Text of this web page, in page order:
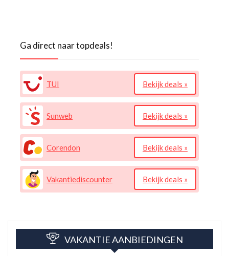
Ga direct naar topdeals!
TUI Bekijk deals »
Sunweb Bekijk deals »
Corendon Bekijk deals »
Vakantiediscounter Bekijk deals »
VAKANTIE AANBIEDINGEN